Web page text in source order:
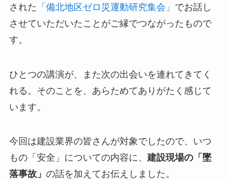
された 「備北地区ゼロ災運動研究集会」 でお話し
させていただいたことがご縁でつながったもので
す。
ひとつの講演が、また次の出会いを連れてきてく
れる。そのことを、あらためてありがたく感じて
います。
今回は建設業界の皆さんが対象でしたので、いつ
もの「安全」についての内容に、 建設現場の「墜
落事故」 の話を加えてお伝えしました。